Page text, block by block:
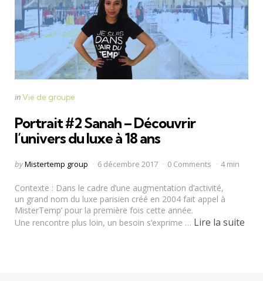
Categories
Posted
inVie de groupe
Portrait #2 Sanah – Découvrir
l’univers du luxe à 18 ans
Posted
byMistertemp group 6 décembre 2017 0 Comments 4 min
Contexte : Dans le cadre d’une augmentation d’activité,
un grand nom du luxe parisien créé en 2004 fait appel à
MisterTemp’ pour la première fois cette année.
Une rencontre plus loin, un besoin s’exprime … Lire la suite